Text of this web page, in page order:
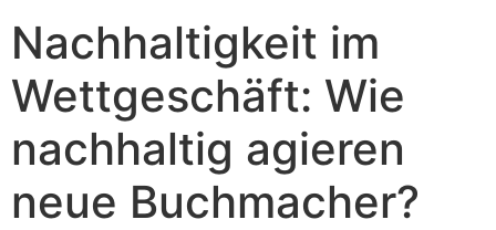
Nachhaltigkeit im
Wettgeschäft: Wie
nachhaltig agieren
neue Buchmacher?